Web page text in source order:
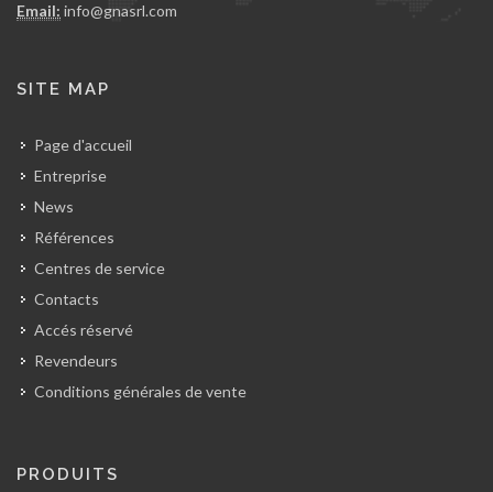
Email: info@gnasrl.com
SITE MAP
Page d'accueil
Entreprise
News
Références
Centres de service
Contacts
Accés réservé
Revendeurs
Conditions générales de vente
PRODUITS